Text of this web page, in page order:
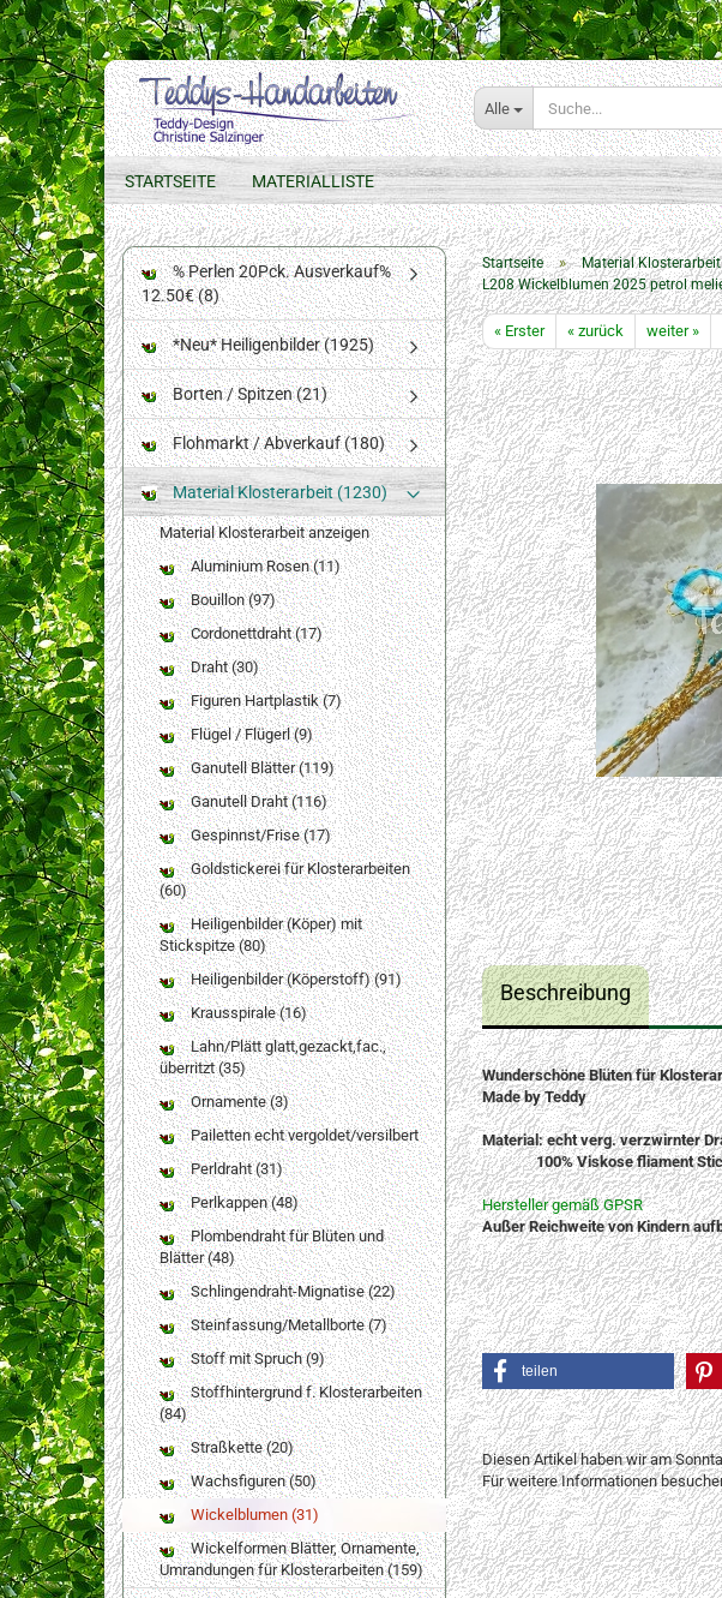
Alle
STARTSEITE MATERIALLISTE
Startseite » Material Klosterarbeit
L208 Wickelblumen 2025 petrol
« Erster « zurück weiter »
Beschreibung
Wunderschöne Blüten für
Made by Teddy
Material: echt verg. verzwirnter
100% Viskose fliament
Hersteller gemäß GPSR
Außer Reichweite von Kindern
teilen
Diesen Artikel haben wir am
Für weitere Informationen
% Perlen 20Pck. Ausverkauf%
12.50€ (8)
*Neu* Heiligenbilder (1925)
Borten / Spitzen (21)
Flohmarkt / Abverkauf (180)
Material Klosterarbeit (1230)
Material Klosterarbeit anzeigen
Aluminium Rosen (11)
Bouillon (97)
Cordonettdraht (17)
Draht (30)
Figuren Hartplastik (7)
Flügel / Flügerl (9)
Ganutell Blätter (119)
Ganutell Draht (116)
Gespinnst/Frise (17)
Goldstickerei für Klosterarbeiten
(60)
Heiligenbilder (Köper) mit
Stickspitze (80)
Heiligenbilder (Köperstoff) (91)
Krausspirale (16)
Lahn/Plätt glatt,gezackt,fac.,
überritzt (35)
Ornamente (3)
Pailetten echt vergoldet/versilbert
Perldraht (31)
Perlkappen (48)
Plombendraht für Blüten und
Blätter (48)
Schlingendraht-Mignatise (22)
Steinfassung/Metallborte (7)
Stoff mit Spruch (9)
Stoffhintergrund f. Klosterarbeiten
(84)
Straßkette (20)
Wachsfiguren (50)
Wickelblumen (31)
Wickelformen Blätter, Ornamente,
Umrandungen für Klosterarbeiten (159)